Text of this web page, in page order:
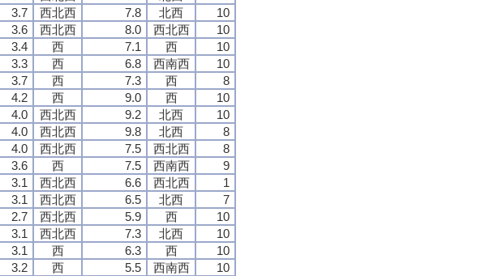
3.7 西北西 7.8 北西
10
3.6 西北西 8.0 西北西
10
3.4 西 7.1 西
10
3.3 西 6.8 西南西
10
3.7 西 7.3 西
8
4.2 西 9.0 西
10
4.0 西北西 9.2 北西
10
4.0 西北西 9.8 北西
8
4.0 西北西 7.5 西北西
8
3.6 西 7.5 西南西
9
3.1 西北西 6.6 西北西
1
3.1 西北西 6.5 北西
7
2.7 西北西 5.9 西
10
3.1 西北西 7.3 北西
10
3.1 西 6.3 西
10
3.2 西 5.5 西南西
10